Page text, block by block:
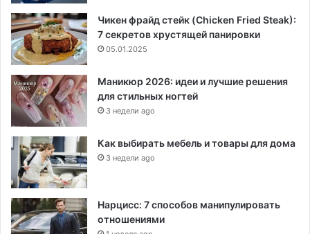
Чикен фрайд стейк (Chicken Fried Steak):
7 секретов хрустящей панировки
05.01.2025
Маникюр 2026: идеи и лучшие решения
для стильных ногтей
3 недели ago
Как выбирать мебель и товары для дома
3 недели ago
Нарцисс: 7 способов манипулировать
отношениями